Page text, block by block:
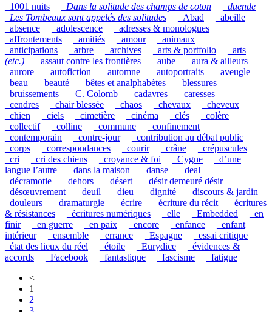
_1001 nuits Dans la solitude des champs de coton
duende
Les Tombeaux sont appelés des solitudes _Abad
_abeille
_absence
_adolescence
_adresses & monologues
_affrontements
_amitiés _amour
_animaux
_anticipations
_arbre _archives _arts & portfolio
_arts
(etc.)
_assaut contre les frontières _aube
_aura & ailleurs
_aurore
_autofiction _automne _autoportraits
_aveugle
_beau
_beauté _bêtes et analphabètes
_blessures
_bruissements
_C. Colomb _cadavres
_caresses
_cendres
_chair blessée _chaos _chevaux
_cheveux
_chien
_ciels _cimetière _cinéma _clés
_colère
_collectif
_colline _commune
_confinement
_contemporain
_contre-jour
_contribution au débat public
_corps
_correspondances _courir _crâne
_crépuscules
_cri
_cri des chiens _croyance & foi _Cygne
_d’une
langue l’autre
_dans la maison _danse
_deal
_décramotie
_dehors _désert
_désir demeuré désir
_désœuvrement
_deuil _dieu _dignité
_discours & jardin
_douleurs
_dramaturgie _écrire _écriture du récit
_écritures
& résistances
_écritures numériques _elle _Embedded
_en
finir
_en guerre _en paix _encore _enfance
_enfant
intérieur
_ensemble _errance _Espagne
_essai critique
_état des lieux du réel
_étoile _Eurydice
_évidences &
accords
_Facebook _fantastique _fascisme
_fatigue
<
1
2